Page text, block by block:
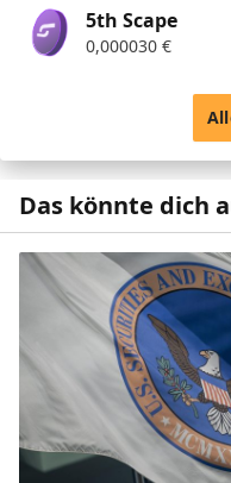
5th Scape
0,000030 €
Das könnte dich